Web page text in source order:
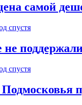
самой
спустя
не
спустя